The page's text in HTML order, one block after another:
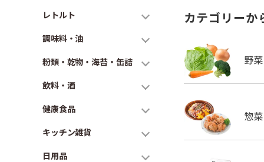
レトルト
調味料・油
粉類・乾物・海苔・缶詰
飲料・酒
健康食品
キッチン雑貨
日用品
カテゴリーか